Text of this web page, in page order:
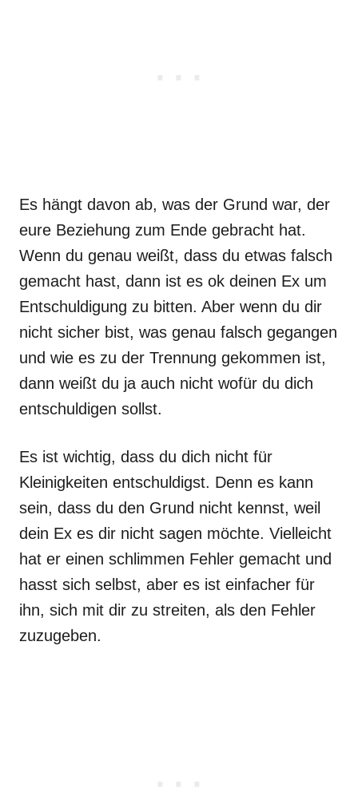
Es hängt davon ab, was der Grund war, der
eure Beziehung zum Ende gebracht hat.
Wenn du genau weißt, dass du etwas falsch
gemacht hast, dann ist es ok deinen Ex um
Entschuldigung zu bitten. Aber wenn du dir
nicht sicher bist, was genau falsch gegangen
und wie es zu der Trennung gekommen ist,
dann weißt du ja auch nicht wofür du dich
entschuldigen sollst.
Es ist wichtig, dass du dich nicht für
Kleinigkeiten entschuldigst. Denn es kann
sein, dass du den Grund nicht kennst, weil
dein Ex es dir nicht sagen möchte. Vielleicht
hat er einen schlimmen Fehler gemacht und
hasst sich selbst, aber es ist einfacher für
ihn, sich mit dir zu streiten, als den Fehler
zuzugeben.